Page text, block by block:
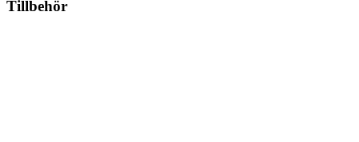
Tillbehör